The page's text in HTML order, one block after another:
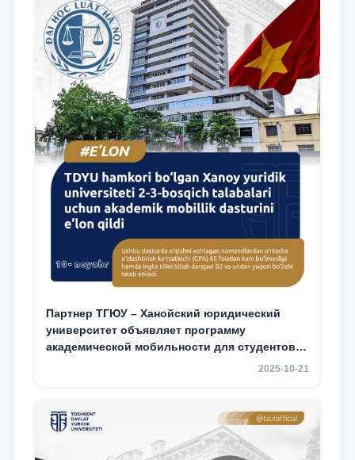
Партнер ТГЮУ – Ханойский юридический
университет объявляет программу
академической мобильности для студентов
2025-10-21